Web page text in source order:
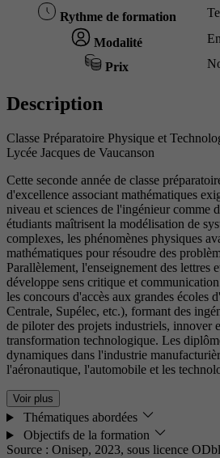
Rythme de formation
Modalité
Prix
Description
Classe Préparatoire Physique et
Lycée Jacques de Vaucanson
Cette seconde année de classe
d'excellence associant mathématiques
niveau et sciences de l'ingénieur comme
étudiants maîtrisent la modélisation de
complexes, les phénomènes physiques
mathématiques pour résoudre des
Parallèlement, l'enseignement des lettres
développe sens critique et
les concours d'accès aux grandes écoles
Centrale, Supélec, etc.), formant des
de piloter des projets industriels, innover
transformation technologique. Les
dynamiques dans l'industrie
l'aéronautique, l'automobile et les
Voir plus
Thématiques abordées
Objectifs de la formation
Source : Onisep, 2023, sous licence